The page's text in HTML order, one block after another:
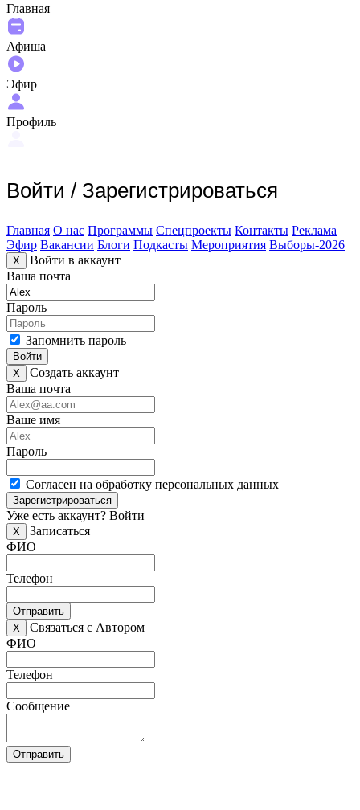
Главная
Афиша
Эфир
Профиль
Войти / Зарегистрироваться
Главная О нас Программы Спецпроекты Контакты Реклама
Эфир Вакансии Блоги Подкасты Мероприятия Выборы-2026
X
Войти в аккаунт
Ваша почта
Пароль
Запомнить пароль
Войти
X
Создать аккаунт
Ваша почта
Ваше имя
Пароль
Согласен на обработку персональных данных
Зарегистрироваться
Уже есть аккаунт? Войти
X
Записаться
ФИО
Телефон
Отправить
X
Связаться с Автором
ФИО
Телефон
Сообщение
Отправить